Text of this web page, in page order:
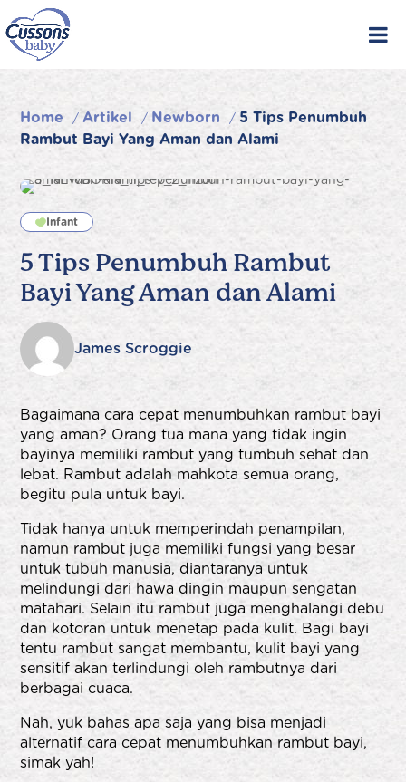
to
content
Home /Artikel / Newborn / 5 Tips Penumbuh
Rambut Bayi Yang Aman dan Alami
Infant
5 Tips Penumbuh Rambut
Bayi Yang Aman dan Alami
James Scroggie
Bagaimana cara cepat menumbuhkan rambut bayi
yang aman? Orang tua mana yang tidak ingin
bayinya memiliki rambut yang tumbuh sehat dan
lebat. Rambut adalah mahkota semua orang,
begitu pula untuk bayi.
Tidak hanya untuk memperindah penampilan,
namun rambut juga memiliki fungsi yang besar
untuk tubuh manusia, diantaranya untuk
melindungi dari hawa dingin maupun sengatan
matahari. Selain itu rambut juga menghalangi debu
dan kotoran untuk menetap pada kulit. Bagi bayi
tentu rambut sangat membantu, kulit bayi yang
sensitif akan terlindungi oleh rambutnya dari
berbagai cuaca.
Nah, yuk bahas apa saja yang bisa menjadi
alternatif cara cepat menumbuhkan rambut bayi,
simak yah!